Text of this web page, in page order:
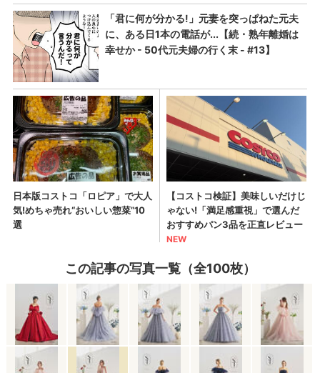
この記事の写真一覧（全100枚）